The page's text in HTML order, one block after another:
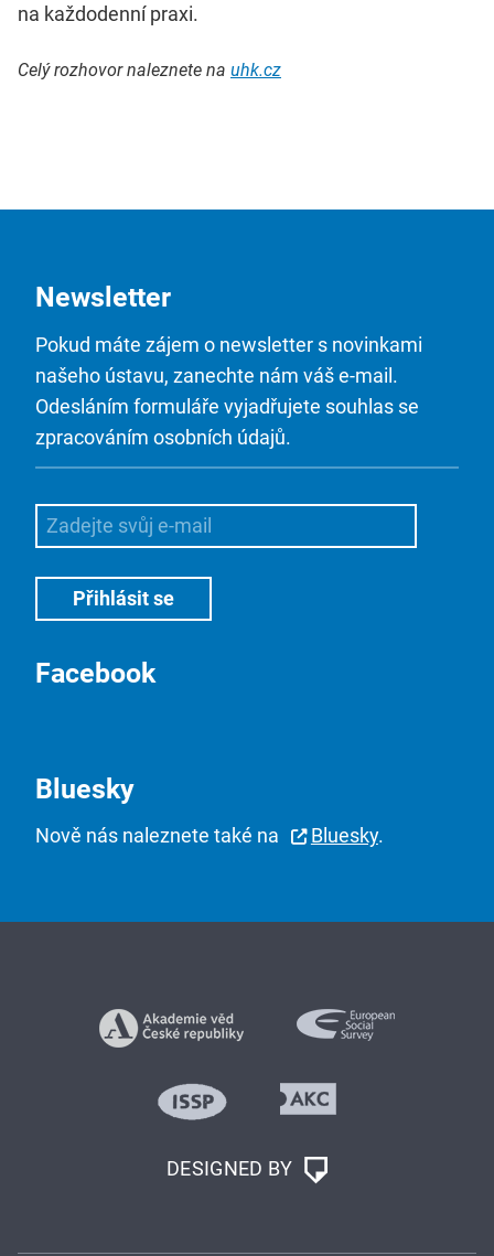
na každodenní praxi.
Celý rozhovor naleznete na uhk.cz
Newsletter
Pokud máte zájem o newsletter s novinkami
našeho ústavu, zanechte nám váš e-mail.
Odesláním formuláře vyjadřujete souhlas se
zpracováním osobních údajů.
Facebook
Bluesky
Nově nás naleznete také na Bluesky.
DESIGNED BY